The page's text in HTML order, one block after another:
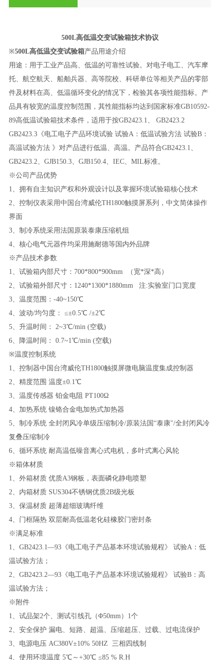
500L高低温交变试验箱技术协议
※500L高低温交变试验箱产品用途介绍
用途：用于工业产品高、低温的可靠性试验。对电子电工、汽车摩
托、航空航天、船舶兵器、高等院校、科研单位等相关产品的零部
件及材料在高、低温循环变化的情况下，检验其各项性能指标。产
品具有较宽的温度控制范围，其性能指标均达到国家标准GB10592-
89高低温试验箱技术条件，适用于按GB2423.1、 GB2423.2
GB2423.3《电工电子产品环境试验 试验A：低温试验方法 试验B：
高温试验方法 》对产品进行低温、高温。产品符合GB2423.1、
GB2423.2、GJB150.3、GJB150.4、IEC、MIL标准。
※公司产品优势
1、拥有自主知识产权和外观设计以及掌握环境试验箱核心技术
2、控制仪表采用中国台湾威伦TH1800触摸屏系列， 中文简体操作
界面
3、制冷系统采用法国原装泰康压缩机组
4、核心电气元器件均采用施耐德等国内外品牌
※产品技术参数
1、试验箱内部尺寸：700*800*900mm （宽*深*高）
2、试验箱外部尺寸：1240*1300*1880mm 注:实验室门口宽度
3、温度范围：-40~150℃
4、波动/均匀度： ≤±0.5℃ /±2℃
5、升温时间： 2~3℃/min (空载)
6、降温时间： 0.7~1℃/min (空载)
※温度控制系统
1、控制器中国台湾威伦TH1800触摸屏微电脑温度集成控制器
2、精度范围 温度±0.1℃
3、温度传感器 铂金电阻 PT100Ω
4、加热系统 镍铬合金电加热式加热器
5、制冷系统 全封闭风冷单级压缩制冷/原装法国“泰康"/全封闭风冷
复叠压缩制冷
6、循环系统 耐高温低噪音离心式电机，多叶式离心风轮
※箱体材质
1、外箱材质 优质A3钢板，表面磷化静电喷塑
2、内箱材质 SUS304不锈钢优质2B级光板
3、保温材质 超薄超细玻璃纤维
4、门框隔热 双层耐高低温老化硅橡胶门密封条
※满足标准
1、GB2423.1—93《电工电子产品基本环境试验规程》 试验A：低
温试验方法；
2、GB2423.2—93《电工电子产品基本环境试验规程》 试验B：高
温试验方法；
※附件
1、试品架2个、 测试引线孔（Φ50mm）1个
2、安全保护 漏电、短路、超温、压缩超压、过载、过电流保护
3、电源电压 AC380V±10% 50HZ 三相四线制
4、使用环境温度 5℃～+30℃ ≤85 % R.H